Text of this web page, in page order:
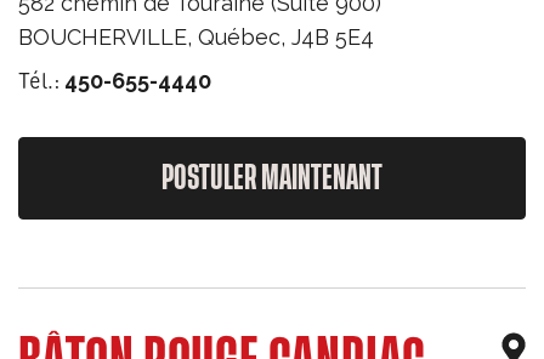
BOUCHERVILLE, Québec, J4B 5E4
Tél.: 450-655-4440
POSTULER MAINTENANT